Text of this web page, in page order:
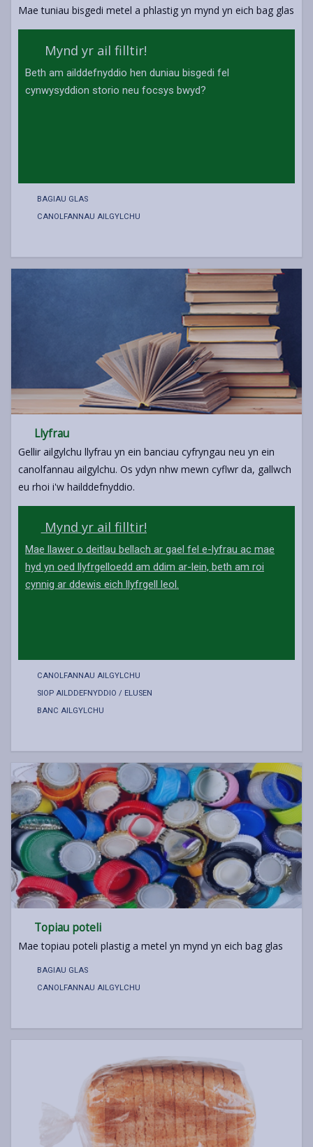
Mae tuniau bisgedi metel a phlastig yn mynd yn eich bag glas
Mynd yr ail filltir!
Beth am ailddefnyddio hen duniau bisgedi fel
cynwysyddion storio neu focsys bwyd?
BAGIAU GLAS
CANOLFANNAU AILGYLCHU
Llyfrau
Gellir ailgylchu llyfrau yn ein banciau cyfryngau neu yn ein
canolfannau ailgylchu. Os ydyn nhw mewn cyflwr da, gallwch
eu rhoi i'w hailddefnyddio.
Mynd yr ail filltir!
Mae llawer o deitlau bellach ar gael fel e-lyfrau ac mae
hyd yn oed llyfrgelloedd am ddim ar-lein, beth am roi
cynnig ar ddewis eich llyfrgell leol.
CANOLFANNAU AILGYLCHU
SIOP AILDDEFNYDDIO / ELUSEN
BANC AILGYLCHU
Topiau poteli
Mae topiau poteli plastig a metel yn mynd yn eich bag glas
BAGIAU GLAS
CANOLFANNAU AILGYLCHU